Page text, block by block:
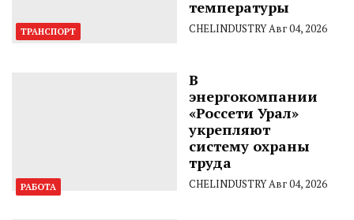
ТРАНСПОРТ
температуры
CHELINDUSTRYАвг 04, 2026
РАБОТА
В
энергокомпании
«Россети Урал»
укрепляют
систему охраны
труда
CHELINDUSTRYАвг 04, 2026